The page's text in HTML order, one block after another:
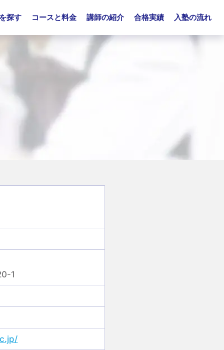
探す コースと料金 講師の紹介 合格実績 入塾の流れ
1